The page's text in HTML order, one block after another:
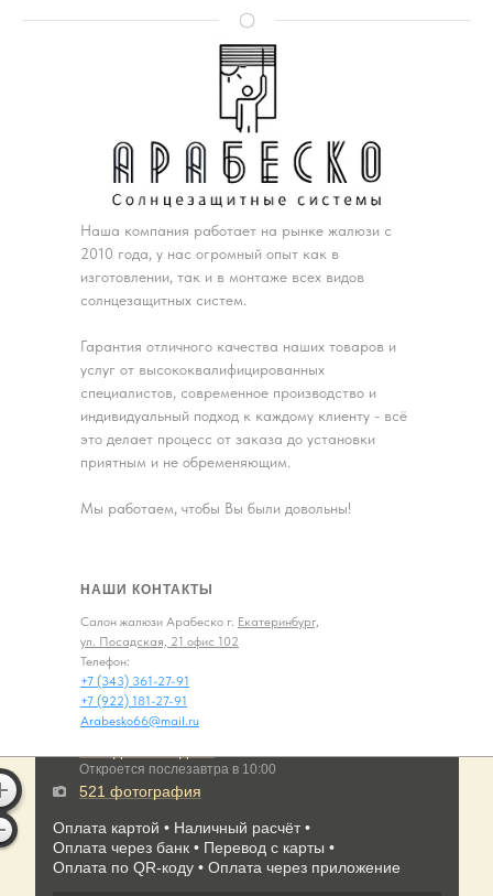
Наша компания работает на рынке жалюзи с
2010 года, у нас огромный опыт как в
изготовлении, так и в монтаже всех видов
солнцезащитных систем.
Гарантия отличного качества наших товаров и
услуг от высококвалифицированных
специалистов, современное производство и
индивидуальный подход к каждому клиенту - всё
это делает процесс от заказа до установки
приятным и не обременяющим.
Мы работаем, чтобы Вы были довольны!
Салон жалюзи Арабеско г. Екатеринбург,
ул. Посадская, 21 офис 102
Телефон:
+7 (343) 361-27-91
+7 (922) 181-27-91
Arabesko66@mail.ru
НАШИ КОНТАКТЫ